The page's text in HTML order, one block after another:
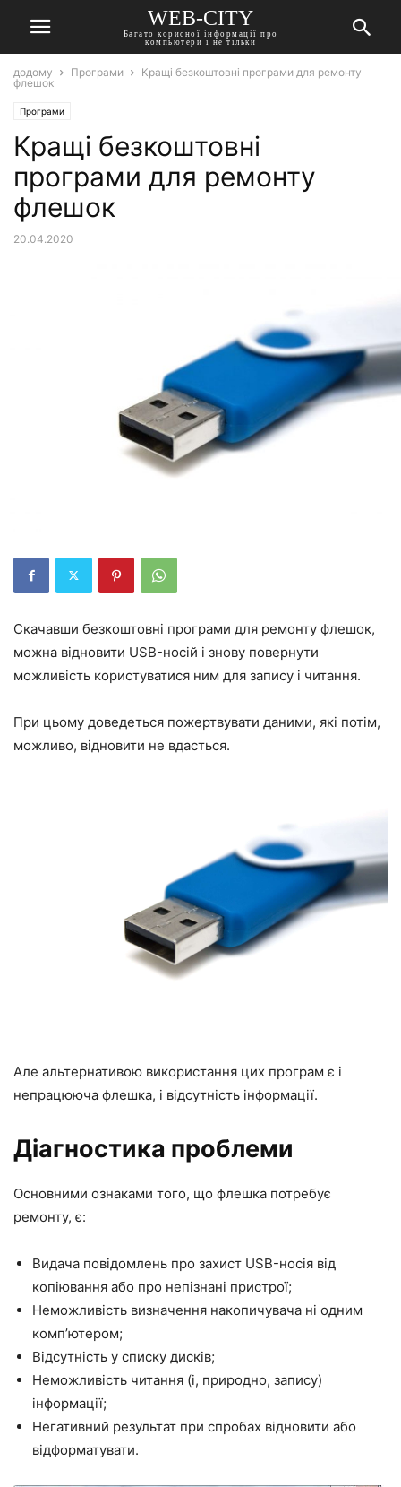
WEB-CITY
Багато корисної інформації про
компьютери і не тільки
додому Програми
Кращі безкоштовні програми для ремонту
флешок
Програми
Кращі безкоштовні
програми для ремонту
флешок
20.04.2020
Скачавши безкоштовні програми для ремонту флешок,
можна відновити USB-носій і знову повернути
можливість користуватися ним для запису і читання.
При цьому доведеться пожертвувати даними, які потім,
можливо, відновити не вдасться.
Але альтернативою використання цих програм є і
непрацююча флешка, і відсутність інформації.
Діагностика проблеми
Основними ознаками того, що флешка потребує
ремонту, є:
Видача повідомлень про захист USB-носія від
копіювання або про непізнані пристрої;
Неможливість визначення накопичувача ні одним
комп’ютером;
Відсутність у списку дисків;
Неможливість читання (і, природно, запису)
інформації;
Негативний результат при спробах відновити або
відформатувати.